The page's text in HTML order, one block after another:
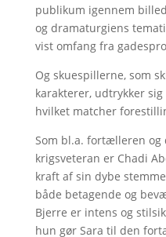
publikum igennem
og dramaturgiens
vist omfang fra
Og skuespillerne, som
karakterer, udtrykker
hvilket matcher
Som bl.a. fortælleren og
krigsveteran er Chadi
kraft af sin dybe
både betagende og
Bjerre er intens og
hun gør Sara til den